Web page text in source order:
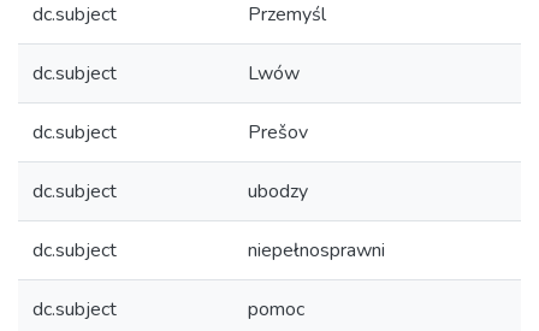
dc.subject Przemyśl
dc.subject Lwów
dc.subject Prešov
dc.subject ubodzy
dc.subject niepełnosprawni
dc.subject pomoc